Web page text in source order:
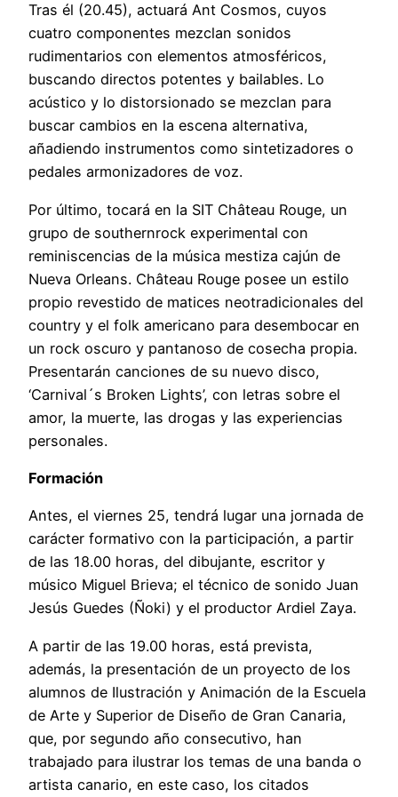
Tras él (20.45), actuará Ant Cosmos, cuyos
cuatro componentes mezclan sonidos
rudimentarios con elementos atmosféricos,
buscando directos potentes y bailables. Lo
acústico y lo distorsionado se mezclan para
buscar cambios en la escena alternativa,
añadiendo instrumentos como sintetizadores o
pedales armonizadores de voz.
Por último, tocará en la SIT Château Rouge, un
grupo de southernrock experimental con
reminiscencias de la música mestiza cajún de
Nueva Orleans. Château Rouge posee un estilo
propio revestido de matices neotradicionales del
country y el folk americano para desembocar en
un rock oscuro y pantanoso de cosecha propia.
Presentarán canciones de su nuevo disco,
‘Carnival´s Broken Lights’, con letras sobre el
amor, la muerte, las drogas y las experiencias
personales.
Formación
Antes, el viernes 25, tendrá lugar una jornada de
carácter formativo con la participación, a partir
de las 18.00 horas, del dibujante, escritor y
músico Miguel Brieva; el técnico de sonido Juan
Jesús Guedes (Ñoki) y el productor Ardiel Zaya.
A partir de las 19.00 horas, está prevista,
además, la presentación de un proyecto de los
alumnos de Ilustración y Animación de la Escuela
de Arte y Superior de Diseño de Gran Canaria,
que, por segundo año consecutivo, han
trabajado para ilustrar los temas de una banda o
artista canario, en este caso, los citados